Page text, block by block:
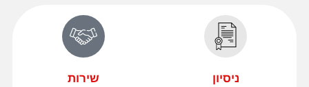
ניסיון שירות